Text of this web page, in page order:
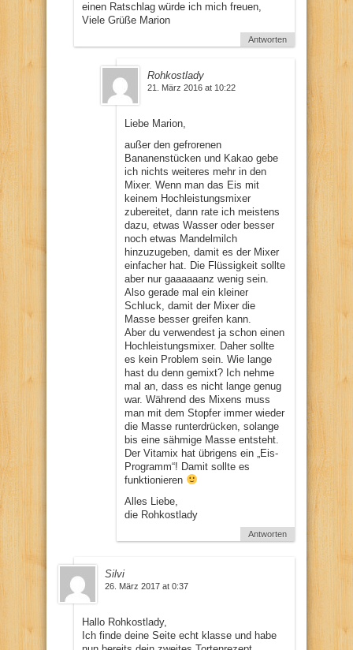
einen Ratschlag würde ich mich freuen,
Viele Grüße Marion
Antworten
Rohkostlady
21. März 2016 at 10:22
Liebe Marion,
außer den gefrorenen
Bananenstücken und Kakao gebe
ich nichts weiteres mehr in den
Mixer. Wenn man das Eis mit
keinem Hochleistungsmixer
zubereitet, dann rate ich meistens
dazu, etwas Wasser oder besser
noch etwas Mandelmilch
hinzuzugeben, damit es der Mixer
einfacher hat. Die Flüssigkeit sollte
aber nur gaaaaaanz wenig sein.
Also gerade mal ein kleiner
Schluck, damit der Mixer die
Masse besser greifen kann.
Aber du verwendest ja schon einen
Hochleistungsmixer. Daher sollte
es kein Problem sein. Wie lange
hast du denn gemixt? Ich nehme
mal an, dass es nicht lange genug
war. Während des Mixens muss
man mit dem Stopfer immer wieder
die Masse runterdrücken, solange
bis eine sähmige Masse entsteht.
Der Vitamix hat übrigens ein „Eis-
Programm“! Damit sollte es
funktionieren
Alles Liebe,
die Rohkostlady
Antworten
Silvi
26. März 2017 at 0:37
Hallo Rohkostlady,
Ich finde deine Seite echt klasse und habe